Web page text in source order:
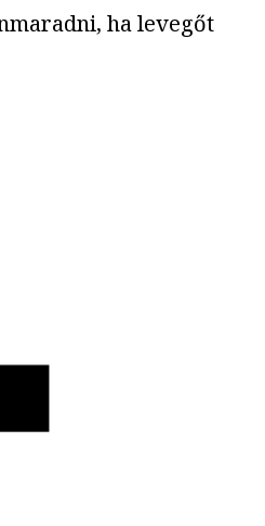
ha levegőt